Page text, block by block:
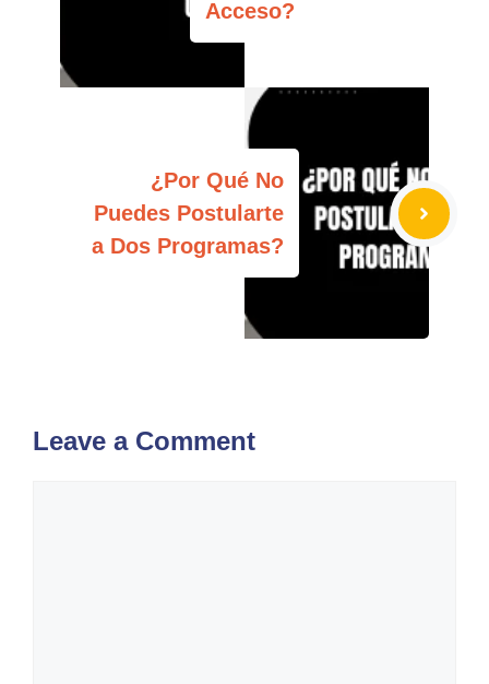
Acceso?
¿Por Qué No
Puedes Postularte
a Dos Programas?
Leave a Comment